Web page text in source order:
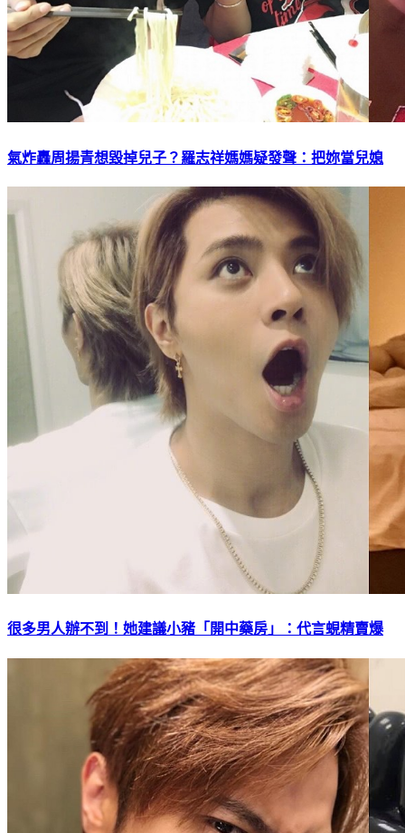
氣炸轟周揚青想毀掉兒子？羅志祥媽媽疑發聲：把妳當兒媳
很多男人辦不到！她建議小豬「開中藥房」：代言蜆精賣爆